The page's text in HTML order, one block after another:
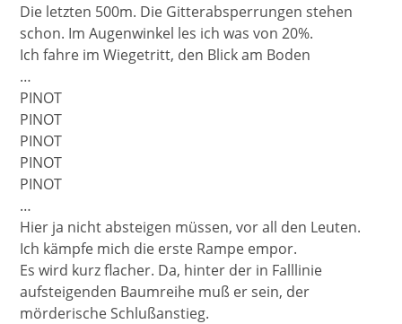
Die letzten 500m. Die Gitterabsperrungen stehen
schon. Im Augenwinkel les ich was von 20%.
Ich fahre im Wiegetritt, den Blick am Boden
…
PINOT
PINOT
PINOT
PINOT
PINOT
…
Hier ja nicht absteigen müssen, vor all den Leuten.
Ich kämpfe mich die erste Rampe empor.
Es wird kurz flacher. Da, hinter der in Falllinie
aufsteigenden Baumreihe muß er sein, der
mörderische Schlußanstieg.